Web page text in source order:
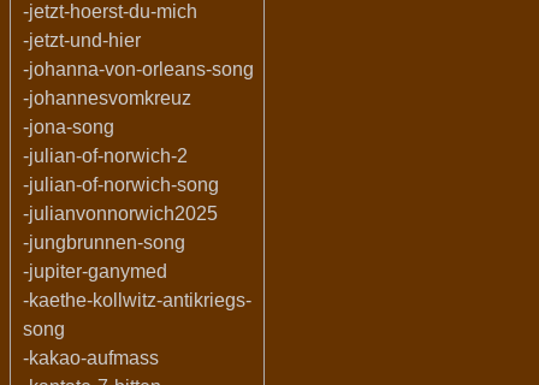
-jetzt-hoerst-du-mich
-jetzt-und-hier
-johanna-von-orleans-song
-johannesvomkreuz
-jona-song
-julian-of-norwich-2
-julian-of-norwich-song
-julianvonnorwich2025
-jungbrunnen-song
-jupiter-ganymed
-kaethe-kollwitz-antikriegs-
song
-kakao-aufmass